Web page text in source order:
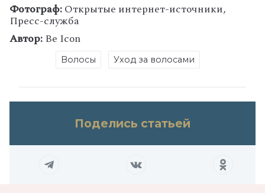
Фотограф:Открытые интернет-источники,
Пресс-служба
Автор:Be Icon
Волосы Уход за волосами
Поделись статьей